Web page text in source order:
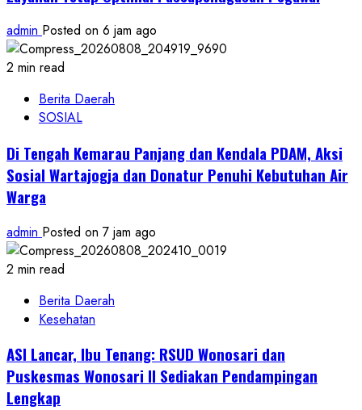
admin Posted on 6 jam ago
2 min read
Berita Daerah
SOSIAL
Di Tengah Kemarau Panjang dan Kendala PDAM, Aksi
Sosial Wartajogja dan Donatur Penuhi Kebutuhan Air
Warga
admin Posted on 7 jam ago
2 min read
Berita Daerah
Kesehatan
ASI Lancar, Ibu Tenang: RSUD Wonosari dan
Puskesmas Wonosari II Sediakan Pendampingan
Lengkap